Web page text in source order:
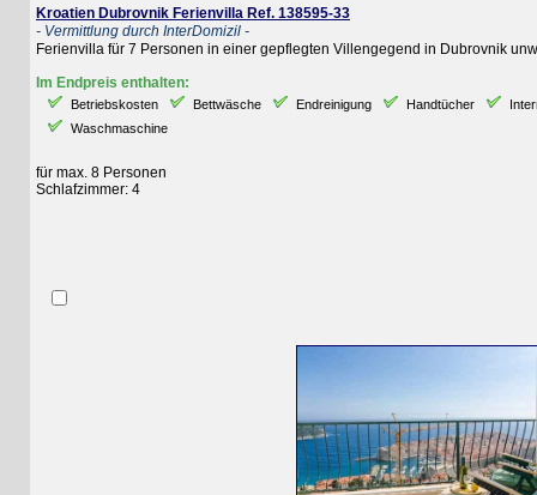
Kroatien Dubrovnik Ferienvilla Ref. 138595-33
- Vermittlung durch InterDomizil -
Ferienvilla für 7 Personen in einer gepflegten Villengegend in Dubrovnik unweit
Im Endpreis enthalten:
Betriebskosten Bettwäsche Endreinigung Handtücher
Waschmaschine
für max. 8 Personen
Schlafzimmer: 4